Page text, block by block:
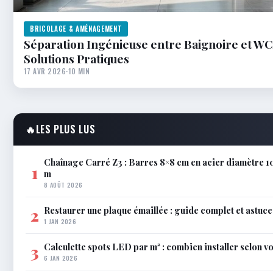
BRICOLAGE & AMÉNAGEMENT
Séparation Ingénieuse entre Baignoire et
Solutions Pratiques
17 AVR 2026·10 MIN
🔥LES PLUS LUS
1 Chaînage Carré Z3 : Barres 8×8 cm en acier diamètre
m
8 AOÛT 2026
2 Restaurer une plaque émaillée : guide complet et
1 JAN 2026
3 Calculette spots LED par m² : combien installer selon
6 JAN 2026